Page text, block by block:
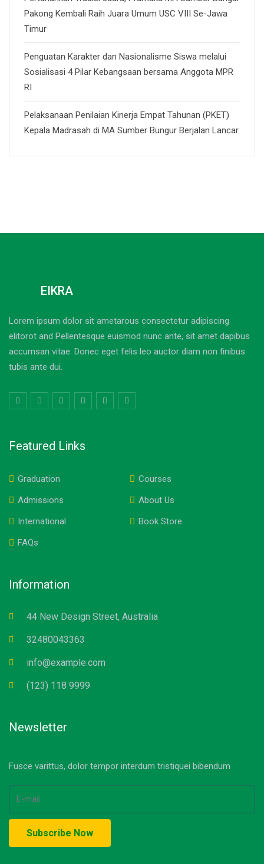
Pakong Kembali Raih Juara Umum USC VIII Se-Jawa
Timur
Penguatan Karakter dan Nasionalisme Siswa melalui
Sosialisasi 4 Pilar Kebangsaan bersama Anggota MPR
RI
Pelaksanaan Penilaian Kinerja Empat Tahunan (PKET)
Kepala Madrasah di MA Sumber Bungur Berjalan Lancar
EIKRA
Lorem ipsum dolor sit ametarous consectetur adipiscing
elitorot and Pellentesque euismod nunc ante, sit amet dapibus
accumsan vitae. Donec eget felis leo auctor diam non finibus
tubis ante dui.
Featured Links
Graduation
Courses
Admissions
About Us
International
Book Store
FAQs
Information
44 New Design Street, Australia
32480043363
info@example.com
(123) 118 9999
Newsletter
Fusce varittus, dolor tempor interdum tristiquei bibendum